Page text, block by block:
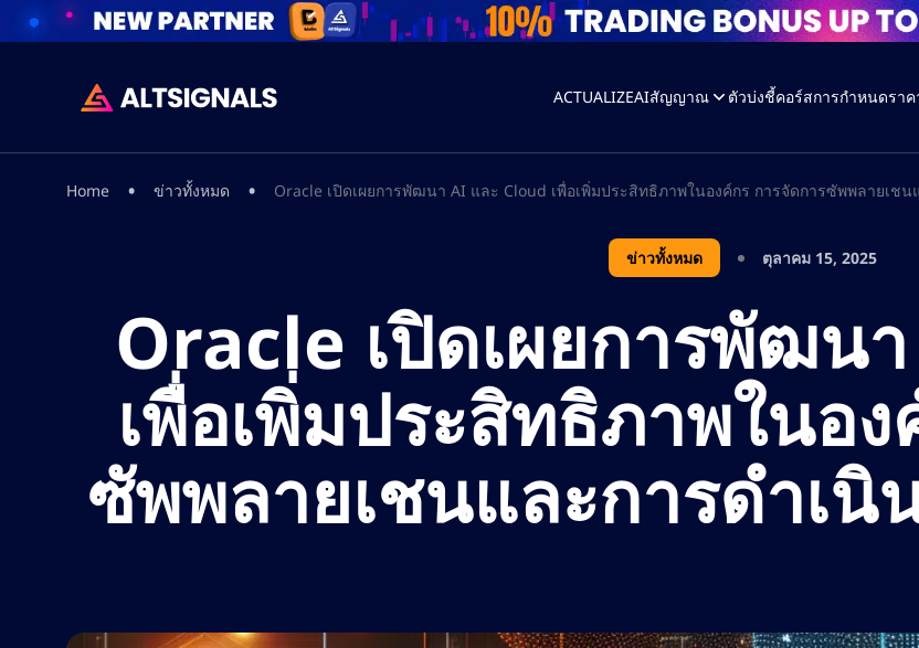
ACTUALIZEAIสัญญาณ ตัวบ่งชี้คอร์สการกำหนดราค
Home • ข่าวทั้งหมด • Oracle เปิดเผยการพัฒนา AI และ Cloud เพื่อเพิ่มประสิทธิภาพในองค์กร การจัดการซัพพลายเชน
ข่าวทั้งหมด ตุลาคม 15, 2025
Oracle เปิดเผยการพัฒน
เพื่อเพิ่มประสิทธิภาพในอ
ซัพพลายเชนและการดำเนิ